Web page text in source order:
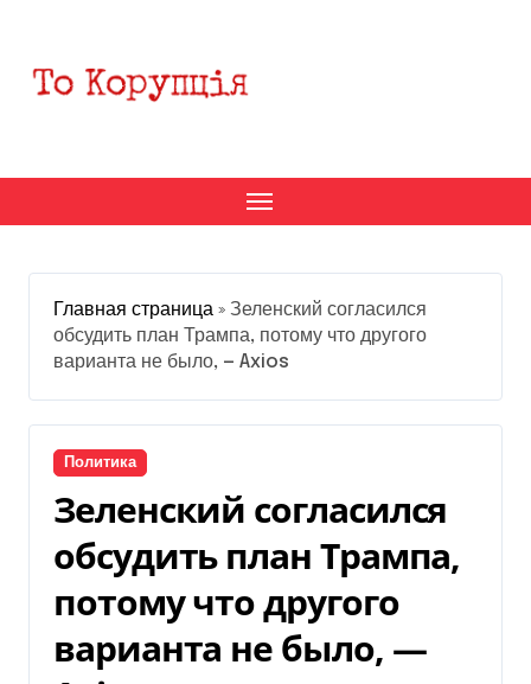
содержанию
Главная страница » Зеленский согласился
обсудить план Трампа, потому что другого
варианта не было, — Axios
Политика
Зеленский согласился
обсудить план Трампа,
потому что другого
варианта не было, —